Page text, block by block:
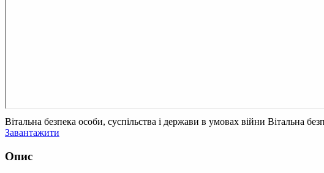
Вітальна безпека особи, суспільства і держави в умовах війни Вітальна
Завантажити
Опис